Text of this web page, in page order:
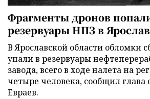
Фрагменты дронов
резервуары НПЗ в
В Ярославской области обломки
упали в резервуары
завода, всего в ходе налета на
четыре человека, сообщил
Евраев.